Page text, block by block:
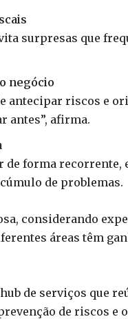
surpresas que
negócio
antecipar riscos e
antes”, afirma.
forma recorrente,
de problemas.
considerando
áreas têm
de serviços que
de riscos e